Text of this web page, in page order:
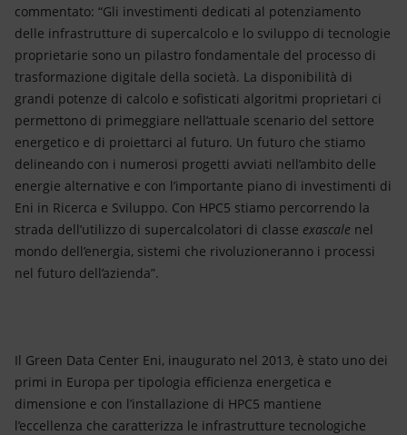
commentato: “Gli investimenti dedicati al potenziamento
delle infrastrutture di supercalcolo e lo sviluppo di tecnologie
proprietarie sono un pilastro fondamentale del processo di
trasformazione digitale della società. La disponibilità di
grandi potenze di calcolo e sofisticati algoritmi proprietari ci
permettono di primeggiare nell’attuale scenario del settore
energetico e di proiettarci al futuro. Un futuro che stiamo
delineando con i numerosi progetti avviati nell’ambito delle
energie alternative e con l’importante piano di investimenti di
Eni in Ricerca e Sviluppo. Con HPC5 stiamo percorrendo la
strada dell’utilizzo di supercalcolatori di classe exascale nel
mondo dell’energia, sistemi che rivoluzioneranno i processi
nel futuro dell’azienda”.
Il Green Data Center Eni, inaugurato nel 2013, è stato uno dei
primi in Europa per tipologia efficienza energetica e
dimensione e con l’installazione di HPC5 mantiene
l’eccellenza che caratterizza le infrastrutture tecnologiche